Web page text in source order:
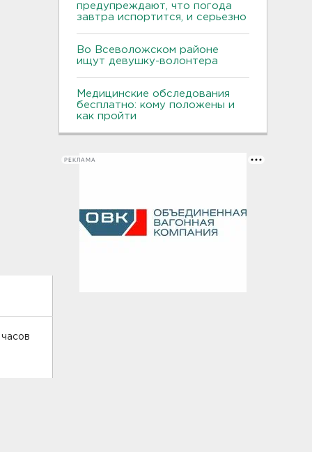
предупреждают, что погода
завтра испортится, и серьезно
Во Всеволожском районе
ищут девушку-волонтера
Медицинские обследования
бесплатно: кому положены и
как пройти
РЕКЛАМА